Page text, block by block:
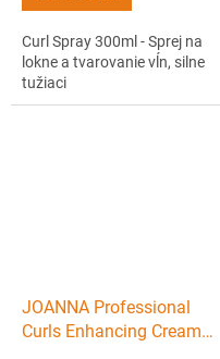
Curl Spray 300ml - Sprej na
lokne a tvarovanie vĺn, silne
tužiaci
JOANNA Professional
Curls Enhancing Cream